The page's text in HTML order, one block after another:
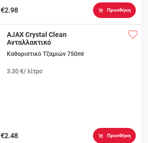
€2.98 Προσθήκη
AJAX Crystal Clean
Ανταλλακτικό
Καθαριστικό Τζαμιών 750ml
3.30 €/ λίτρο
€2.48 Προσθήκη